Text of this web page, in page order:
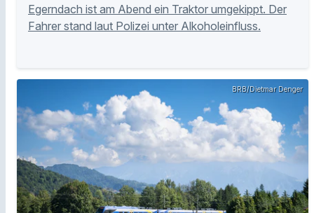
Egerndach ist am Abend ein Traktor umgekippt. Der
Fahrer stand laut Polizei unter Alkoholeinfluss.
BRB/Dietmar Denger